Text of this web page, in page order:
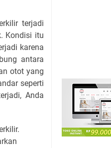
terjadi
Kondisi itu
karena
antara
otot yang
seperti
Anda